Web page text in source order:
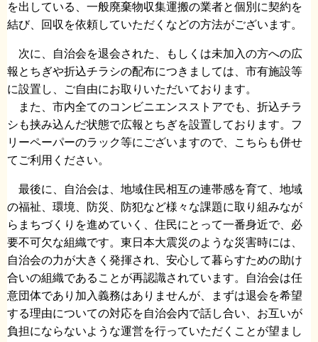
を出している、一般廃棄物収集運搬の業者と個別に契約を
結び、回収を依頼していただくなどの方法がございます。
次に、自治会を退会された、もしくは未加入の方への広
報とちぎや折込チラシの配布につきましては、市有施設等
に設置し、ご自由にお取りいただいております。
また、市内全てのコンビニエンスストアでも、折込チラ
シも挟み込んだ状態で広報とちぎを設置しております。フ
リーペーパーのラック等にございますので、こちらも併せ
てご利用ください。
最後に、自治会は、地域住民相互の連帯感を育て、地域
の福祉、環境、防災、防犯など様々な課題に取り組みなが
らまちづくりを進めていく、住民にとって一番身近で、必
要不可欠な組織です。東日本大震災のような災害時には、
自治会の力が大きく発揮され、安心して暮らすための助け
合いの組織であることが再認識されています。自治会は任
意団体であり加入義務はありませんが、まずは退会を希望
する理由についての対応を自治会内で話し合い、お互いが
負担にならないような運営を行っていただくことが望まし